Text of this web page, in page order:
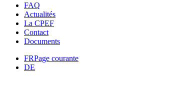
FAQ
Actualités
La CPEF
Contact
Documents
FRPage courante
DE